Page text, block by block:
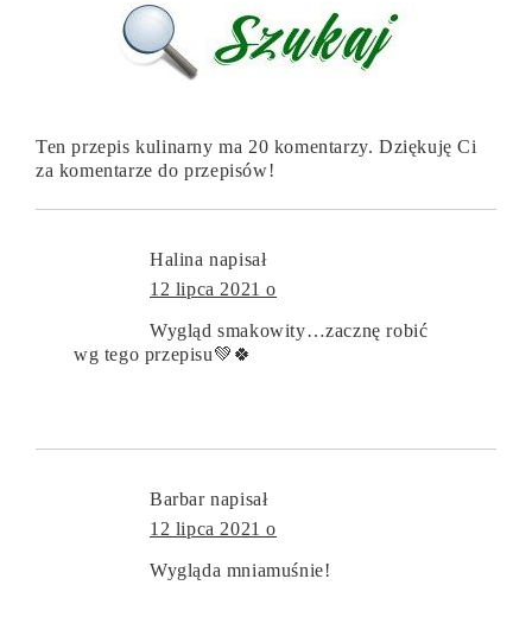
Ten przepis kulinarny ma 20 komentarzy. Dziękuję Ci
za komentarze do przepisów!
Halina napisał
12 lipca 2021 o
Wygląd smakowity…zacznę robić
wg tego przepisu💚🍀
Barbar napisał
12 lipca 2021 o
Wygląda mniamuśnie!